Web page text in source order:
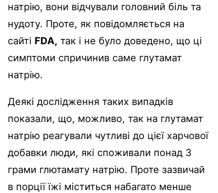
натрію, вони відчували головний біль та
нудоту. Проте, як повідомляється на
сайті FDA, так і не було доведено, що ці
симптоми спричинив саме глутамат
натрію.
Деякі дослідження таких випадків
показали, що, можливо, так на глутамат
натрію реагували чутливі до цієї харчової
добавки люди, які споживали понад 3
грами глютамату натрію. Проте зазвичай
в порції їжі міститься набагато менше